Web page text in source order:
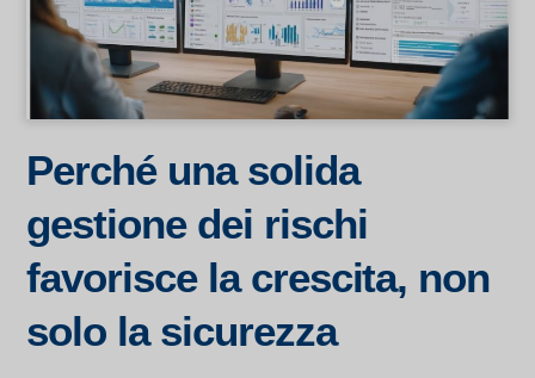
Perché una solida
gestione dei rischi
favorisce la crescita, non
solo la sicurezza